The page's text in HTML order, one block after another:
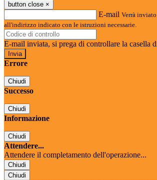
button close ×
E-mail Verrà
all'indirizzo indicato con le istruzioni necessarie.
E-mail inviata, si prega di controllare la casella
Errore
Chiudi
Successo
Chiudi
Informazione
Chiudi
Attendere...
Attendere il completamento dell'operazione...
Chiudi
Chiudi